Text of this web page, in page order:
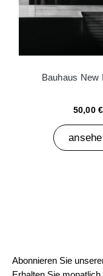
Bauhaus New
50,00 €
Abonnieren Sie